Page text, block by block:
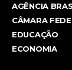
AGÊNCIA
CÂMARA
EDUCAÇÃO
ECONOMIA